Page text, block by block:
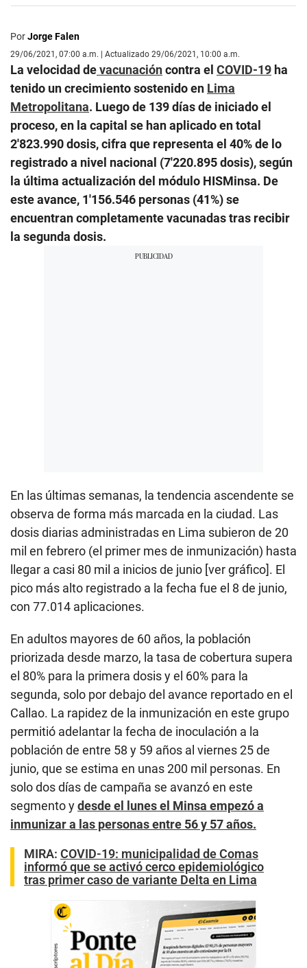
PorJorge Falen
29/06/2021, 07:00 a.m. | Actualizado 29/06/2021, 10:00 a.m.
La velocidad devacunacióncontra el COVID-19 ha
tenido un crecimiento sostenido en Lima
Metropolitana. Luego de 139 días de iniciado el
proceso, en la capital se han aplicado en total
2′823.990 dosis, cifra que representa el 40% de lo
registrado a nivel nacional (7′220.895 dosis), según
la última actualización del módulo HISMinsa. De
este avance, 1′156.546 personas (41%) se
encuentran completamente vacunadas tras recibir
la segunda dosis.
En las últimas semanas, la tendencia ascendente se
observa de forma más marcada en la ciudad. Las
dosis diarias administradas en Lima subieron de 20
mil en febrero (el primer mes de inmunización) hasta
llegar a casi 80 mil a inicios de junio [ver gráfico]. El
pico más alto registrado a la fecha fue el 8 de junio,
con 77.014 aplicaciones.
En adultos mayores de 60 años, la población
priorizada desde marzo, la tasa de cobertura supera
el 80% para la primera dosis y el 60% para la
segunda, solo por debajo del avance reportado en el
Callao. La rapidez de la inmunización en este grupo
permitió adelantar la fecha de inoculación a la
población de entre 58 y 59 años al viernes 25 de
junio, que se estima en unas 200 mil personas. En
solo dos días de campaña se avanzó en este
segmento ydesde el lunes el Minsa empezó a
inmunizar a las personas entre 56 y 57 años.
MIRA: COVID-19: municipalidad de Comas
informó que se activó cerco epidemiológico
tras primer caso de variante Delta en Lima